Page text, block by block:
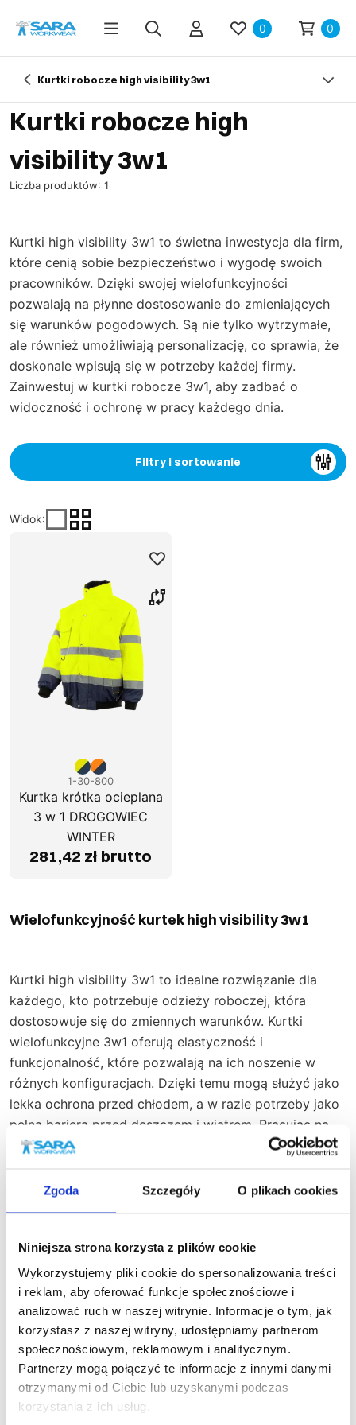
Zgoda Szczegóły O plikach cookies
Niniejsza strona korzysta z plików cookie
Wykorzystujemy pliki cookie do spersonalizowania treści
i reklam, aby oferować funkcje społecznościowe i
analizować ruch w naszej witrynie. Informacje o tym, jak
korzystasz z naszej witryny, udostępniamy partnerom
społecznościowym, reklamowym i analitycznym.
Partnerzy mogą połączyć te informacje z innymi danymi
otrzymanymi od Ciebie lub uzyskanymi podczas
korzystania z ich usług.
0 0
Kurtki robocze high visibility 3w1
Kurtki robocze high
visibility 3w1
Liczba produktów: 1
Kurtki high visibility 3w1 to świetna inwestycja dla firm,
które cenią sobie bezpieczeństwo i wygodę swoich
pracowników. Dzięki swojej wielofunkcyjności
pozwalają na płynne dostosowanie do zmieniających
się warunków pogodowych. Są nie tylko wytrzymałe,
ale również umożliwiają personalizację, co sprawia, że
doskonale wpisują się w potrzeby każdej firmy.
Zainwestuj w kurtki robocze 3w1, aby zadbać o
widoczność i ochronę w pracy każdego dnia.
Filtry i sortowanie
Widok:
1-30-800
Kurtka krótka ocieplana
3 w 1 DROGOWIEC
WINTER
281,42 zł brutto
Wielofunkcyjność kurtek high visibility 3w1
Kurtki high visibility 3w1 to idealne rozwiązanie dla
każdego, kto potrzebuje odzieży roboczej, która
dostosowuje się do zmiennych warunków. Kurtki
wielofunkcyjne 3w1 oferują elastyczność i
funkcjonalność, które pozwalają na ich noszenie w
różnych konfiguracjach. Dzięki temu mogą służyć jako
lekka ochrona przed chłodem, a w razie potrzeby jako
pełna bariera przed deszczem i wiatrem. Pracując na
zewnątrz, docenisz możliwość szybkiej adaptacji kurtki
efektywność Twojej pracy.
Kurtki robocze 3w1 dostępne w sklepie zostały
zaprojektowane z myślą o maksymalnej wygodzie
użytkowania. Wytrzymałe materiały, z których są
wykonane, zapewniają nie tylko ochronę, ale także
trwałość na długie lata. Wielość kieszeni i praktycznych
rozwiązań sprawia, że te kurtki są nieocenione na co
dzień. Dodatkowo możliwość personalizacji odzieży
Nasz newsletter
Zapisz się do naszego newslettera, aby na
bieżąco śledzić nowości w naszym sklepie